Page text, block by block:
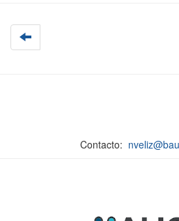
Contacto: